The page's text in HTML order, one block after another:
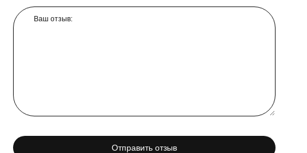
Ваш отзыв:
Отправить отзыв